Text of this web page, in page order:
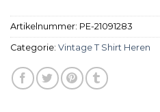
Artikelnummer: PE-21091283
Categorie: Vintage T Shirt Heren